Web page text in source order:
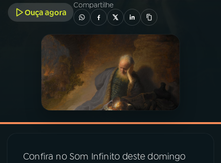
A RÁDIO
PROGRAMAÇÃO
PROGRAMAS
Ouça agora
Compartilhe
Confira no Som Infinito deste domingo